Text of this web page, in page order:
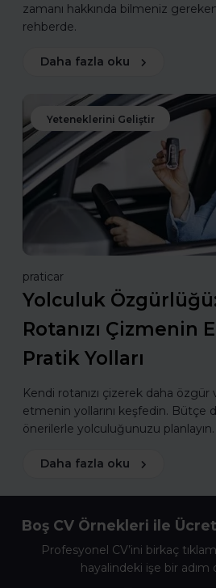
zamanı hakkında bilmeniz
rehberde.
Daha fazla oku
Yeteneklerini Geliştir
praticar
Yolculuk
Rotanızı Çizmenin
Pratik Yolları
Kendi rotanızı çizerek daha
etmenin yollarını keşfedin. Bütçe
önerilerle yolculuğunuzu planlayın.
Daha fazla oku
Boş CV Örnekleri ile
Profesyonel CV’ini birkaç
hayalindeki işe bir adım